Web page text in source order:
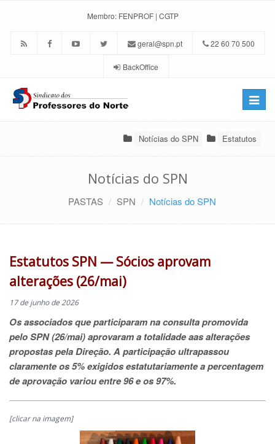
Membro: FENPROF | CGTP
geral@spn.pt 22 60 70 500
BackOffice
Toggle
Notícias do SPN Estatutos
Notícias do SPN
PASTAS SPN Notícias do SPN
Estatutos SPN — Sócios aprovam
alterações (26/mai)
17 de junho de 2026
Os associados que participaram na consulta promovida
pelo SPN (26/mai) aprovaram a totalidade aas alterações
propostas pela Direção. A participação ultrapassou
claramente os 5% exigidos estatutariamente a percentagem
de aprovação variou entre 96 e os 97%.
[clicar na imagem]